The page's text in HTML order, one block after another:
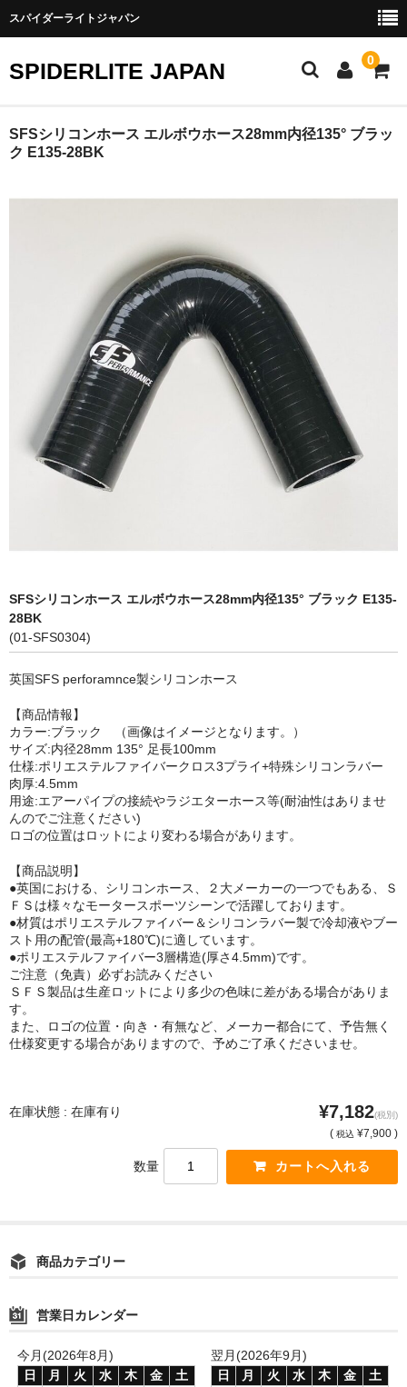
スパイダーライトジャパン
SPIDERLITE JAPAN 0
ホーム
その他雨宮商品
DEI製品
トラスト
LED商品
ホイルパーツ
エアロキャッチ
Sitemap
SFSシリコンホース エルボウホース28mm内径135° ブラッ
ク E135-28BK
SFSシリコンホース エルボウホース28mm内径135° ブラック E135-
28BK
(01-SFS0304)
英国SFS perforamnce製シリコンホース
【商品情報】
カラー:ブラック （画像はイメージとなります。）
サイズ:内径28mm 135° 足長100mm
仕様:ポリエステルファイバークロス3プライ+特殊シリコンラバー
肉厚:4.5mm
用途:エアーパイプの接続やラジエターホース等(耐油性はありませ
んのでご注意ください)
ロゴの位置はロットにより変わる場合があります。
【商品説明】
●英国における、シリコンホース、２大メーカーの一つでもある、Ｓ
ＦＳは様々なモータースポーツシーンで活躍しております。
●材質はポリエステルファイバー＆シリコンラバー製で冷却液やブー
スト用の配管(最高+180℃)に適しています。
●ポリエステルファイバー3層構造(厚さ4.5mm)です。
ご注意（免責）必ずお読みください
ＳＦＳ製品は生産ロットにより多少の色味に差がある場合がありま
す。
また、ロゴの位置・向き・有無など、メーカー都合にて、予告無く
仕様変更する場合がありますので、予めご了承くださいませ。
在庫状態 : 在庫有り ¥7,182(税別)
( 税込 ¥7,900 )
数量
商品カテゴリー
営業日カレンダー
今月(2026年8月)
日
月 火 水 木 金
土
翌月(2026年9月)
日
月 火 水 木 金
土